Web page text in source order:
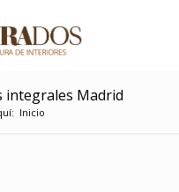
integrales Madrid
Inicio